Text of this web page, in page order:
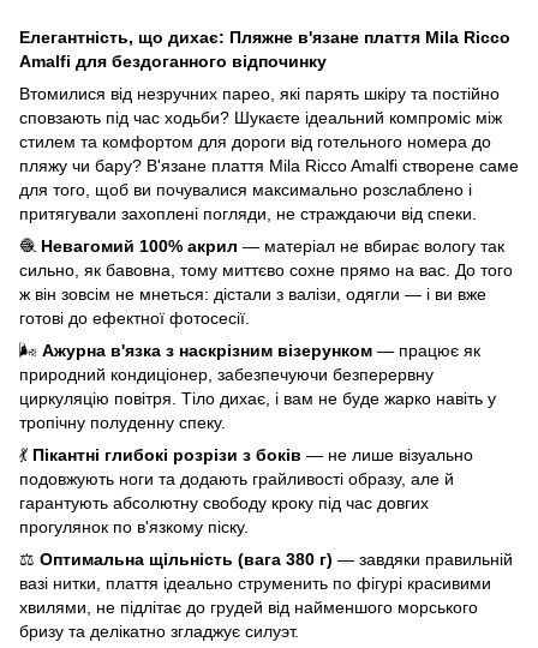
Елегантність, що дихає: Пляжне в'язане плаття Mila Ricco
Amalfi для бездоганного відпочинку
Втомилися від незручних парео, які парять шкіру та постійно
сповзають під час ходьби? Шукаєте ідеальний компроміс між
стилем та комфортом для дороги від готельного номера до
пляжу чи бару? В'язане плаття Mila Ricco Amalfi створене саме
для того, щоб ви почувалися максимально розслаблено і
притягували захоплені погляди, не страждаючи від спеки.
🧶 Невагомий 100% акрил — матеріал не вбирає вологу так
сильно, як бавовна, тому миттєво сохне прямо на вас. До того
ж він зовсім не мнеться: дістали з валізи, одягли — і ви вже
готові до ефектної фотосесії.
🌬️ Ажурна в'язка з наскрізним візерунком — працює як
природний кондиціонер, забезпечуючи безперервну
циркуляцію повітря. Тіло дихає, і вам не буде жарко навіть у
тропічну полуденну спеку.
💃 Пікантні глибокі розрізи з боків — не лише візуально
подовжують ноги та додають грайливості образу, але й
гарантують абсолютну свободу кроку під час довгих
прогулянок по в'язкому піску.
⚖️ Оптимальна щільність (вага 380 г) — завдяки правильній
вазі нитки, плаття ідеально струменить по фігурі красивими
хвилями, не підлітає до грудей від найменшого морського
бризу та делікатно згладжує силуэт.